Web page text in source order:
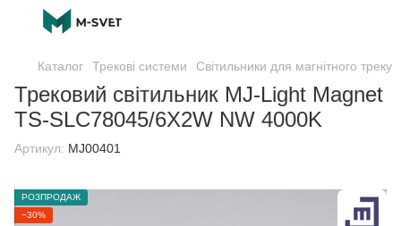
Каталог Трекові системи Світильники для магнітного треку
Трековий світильник MJ-Light Magnet
TS-SLC78045/6X2W NW 4000K
Артикул: MJ00401
РОЗПРОДАЖ
−30%